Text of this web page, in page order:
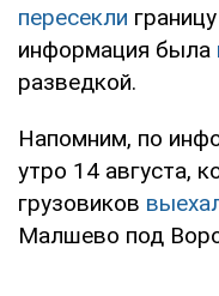
пересекли
информация была
разведкой.
Напомним, по
утро 14 августа,
грузовиков
Малшево под